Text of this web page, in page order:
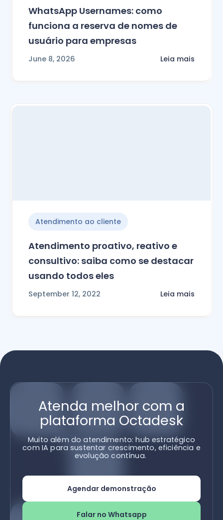
WhatsApp Usernames: como
funciona a reserva de nomes de
usuário para empresas
June 8, 2026 Leia mais
Atendimento ao cliente
Atendimento proativo, reativo e
consultivo: saiba como se destacar
usando todos eles
September 12, 2022 Leia mais
Atenda melhor com a
plataforma Octadesk
Muito além do atendimento: hub estratégico
com IA para sustentar crescimento, eficiência e
evolução contínua.
Agendar demonstração
Falar no Whatsapp